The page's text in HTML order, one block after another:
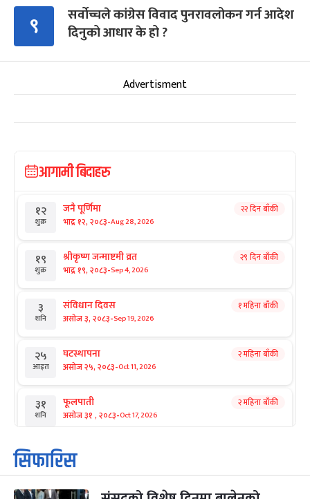
९
सर्वोच्चले कांग्रेस विवाद पुनरावलोकन गर्न आदेश
दिनुको आधार के हो ?
Advertisment
आगामी बिदाहरु
१२
शुक्र
जनै पूर्णिमा
भाद्र १२, २०८३-Aug 28, 2026
२२ दिन बाँकी
१९
शुक्र
श्रीकृष्ण जन्माष्टमी व्रत
भाद्र १९, २०८३-Sep 4, 2026
२९ दिन बाँकी
३
शनि
संविधान दिवस
असोज ३, २०८३-Sep 19, 2026
१ महिना बाँकी
२५
आइत
घटस्थापना
असोज २५, २०८३-Oct 11, 2026
२ महिना बाँकी
३१
शनि
फूलपाती
असोज ३१ , २०८३-Oct 17, 2026
२ महिना बाँकी
१
आइत
कार्तिक सङ्क्रान्ति
कार्तिक १, २०८३
सिफारिस